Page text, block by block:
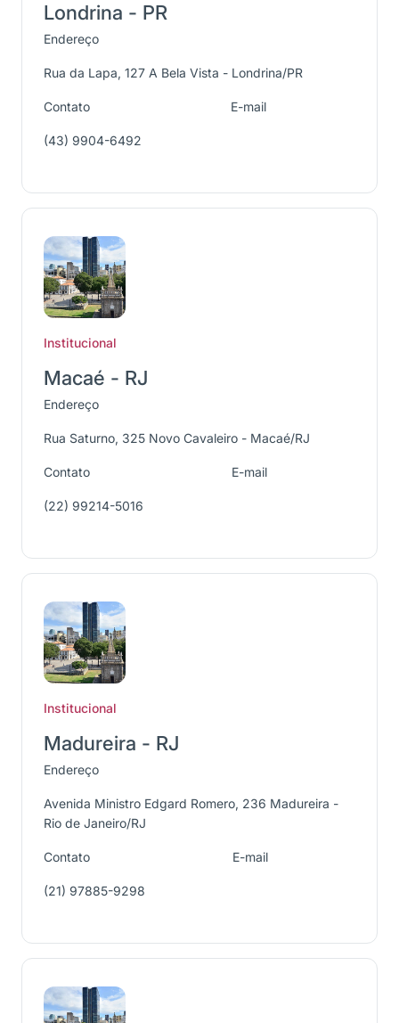
Londrina - PR
Endereço
Rua da Lapa, 127 A Bela Vista - Londrina/PR
Contato
(43) 9904-6492
E-mail
Institucional
Macaé - RJ
Endereço
Rua Saturno, 325 Novo Cavaleiro - Macaé/RJ
Contato
(22) 99214-5016
E-mail
Institucional
Madureira - RJ
Endereço
Avenida Ministro Edgard Romero, 236 Madureira -
Rio de Janeiro/RJ
Contato
(21) 97885-9298
E-mail